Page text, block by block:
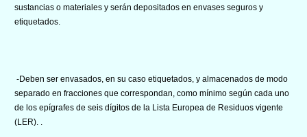
sustancias o materiales y serán depositados en envases seguros y
etiquetados.
-Deben ser envasados, en su caso etiquetados, y almacenados de modo
separado en fracciones que correspondan, como mínimo según cada uno
de los epígrafes de seis dígitos de la Lista Europea de Residuos vigente
(LER). .